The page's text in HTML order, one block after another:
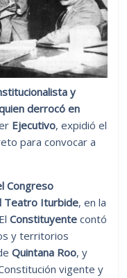
y
derrocó en
Ejecutivo, expidió el
para convocar a
Congreso
Teatro Iturbide, en la
Constituyente contó
y territorios
Quintana Roo, y
vigente y